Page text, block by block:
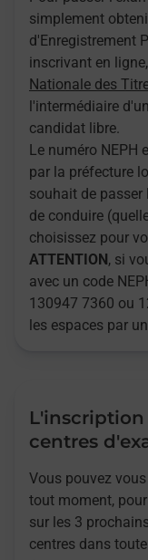
simplement
d'Enregistrement
inscrivant en
Nationale des
l'intermédiaire
candidat libre.
Le numéro NEPH
par la préfecture
souhait de passer
de conduire
choisissez pour
ATTENTION , si
avec un code
130947 7360 ou
les espaces par
centres
Vous pouvez
tout moment,
sur les 3
centres dans